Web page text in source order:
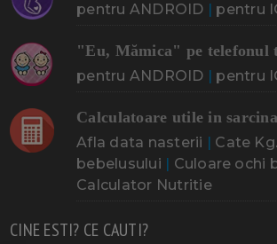
pentru ANDROID | pentru
"Eu, Mămica" pe telefonul
pentru ANDROID | pentru
Calculatoare utile in sarcina
Afla data nasterii | Cate
bebelusului | Culoare ochi
Calculator Nutritie
CINE ESTI? CE CAUTI?